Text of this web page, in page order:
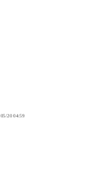
05/20 04:59